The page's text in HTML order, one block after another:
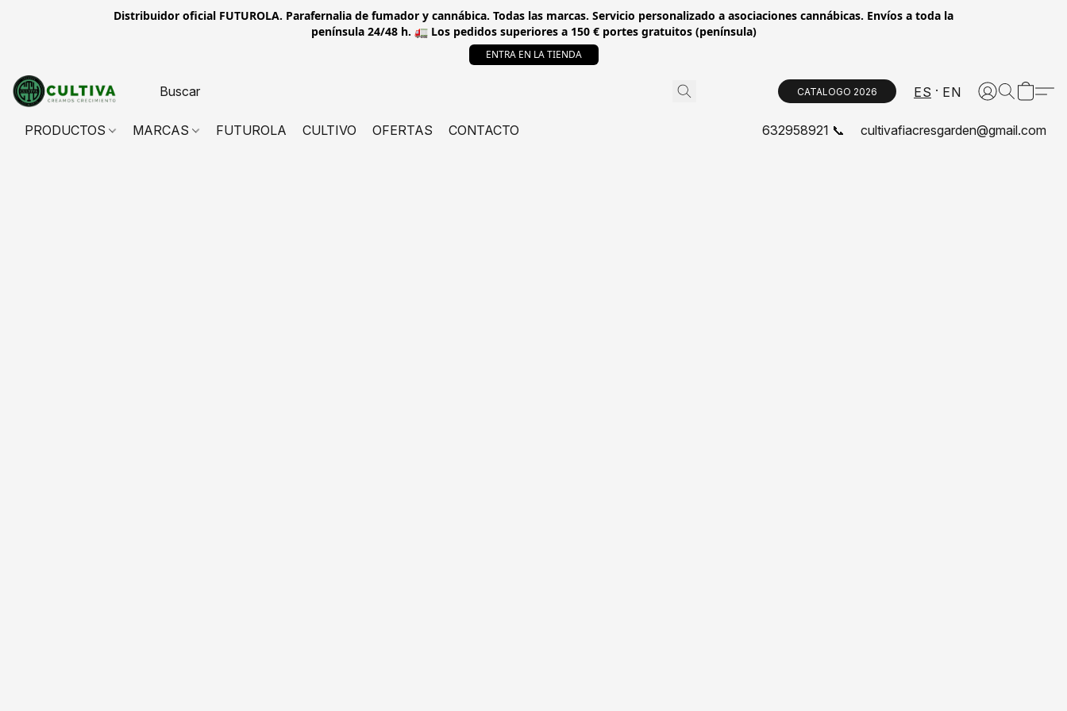
Distribuidor oficial FUTUROLA. Parafernalia de fumador y cannábica. Todas las marcas. Servicio personalizado a asociaciones cannábicas. Envíos a toda la
península 24/48 h. 🚛 Los pedidos superiores a 150 € portes gratuitos (península)
ENTRA EN LA TIENDA
CATALOGO 2026 ES EN
PRODUCTOS MARCAS FUTUROLA CULTIVO OFERTAS CONTACTO 632958921 📞 cultivafiacresgarden@gmail.com